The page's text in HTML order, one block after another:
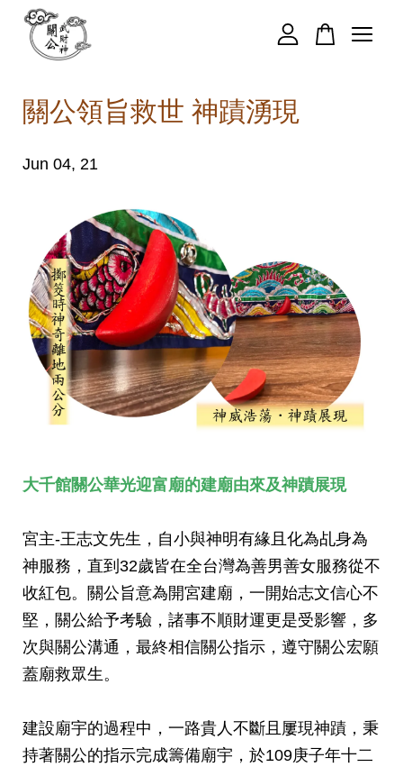
關公領旨救世 神蹟湧現
Jun 04, 21
大千館關公華光迎富廟的建廟由來及神蹟展現
宮主-王志文先生，自小與神明有緣且化為乩身為
神服務，直到32歲皆在全台灣為善男善女服務從不
收紅包。關公旨意為開宮建廟，一開始志文信心不
堅，關公給予考驗，諸事不順財運更是受影響，多
次與關公溝通，最終相信關公指示 ， 遵守關公宏願
蓋廟救眾生。
建設廟宇的過程中，一路貴人不斷且屢現神蹟，秉
持著關公的指示完成籌備廟宇 ， 於109庚子年十二